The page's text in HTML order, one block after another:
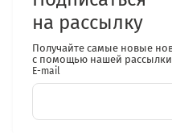
на рассылку
Получайте самые новые
с помощью нашей
E-mail